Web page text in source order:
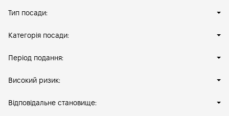
Тип посади:
Категорія посади:
Період подання:
Високий ризик:
Відповідальне становище: